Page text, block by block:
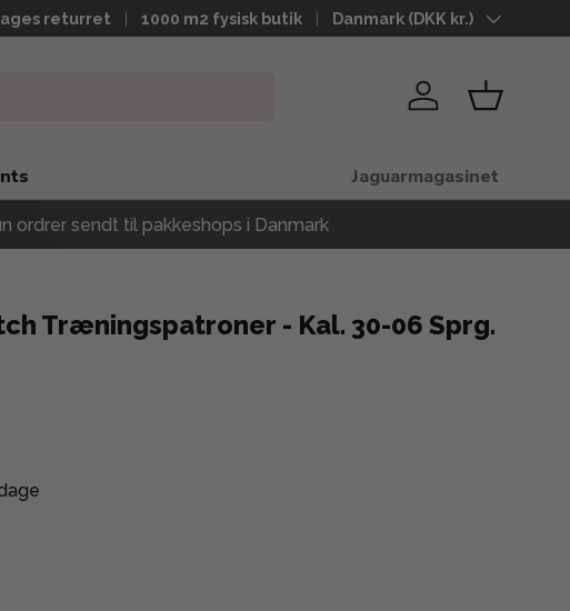
2-3 hverdage
returret 1000 m2 fysisk butik Land
Danmark (DKK kr.)
Log indKurv
Jaguarmagasinet
ordrer sendt til pakkeshops i Danmark
Træningspatroner - Kal. 30-06 Sprg.